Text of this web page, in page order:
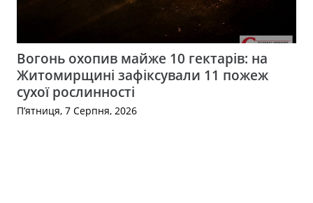
Вогонь охопив майже 10 гектарів: на
Житомирщині зафіксували 11 пожеж
сухої рослинності
П’ятниця, 7 Серпня, 2026